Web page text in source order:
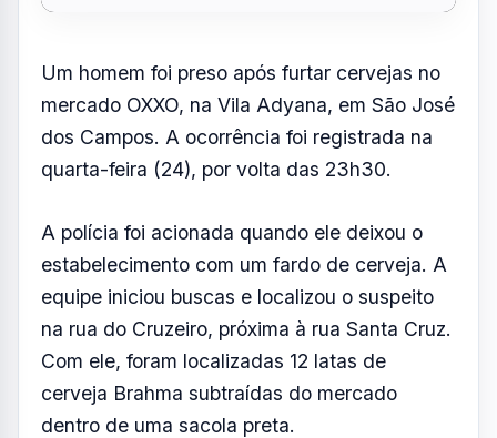
Um homem foi preso após furtar cervejas no
mercado OXXO, na Vila Adyana, em São José
dos Campos. A ocorrência foi registrada na
quarta-feira (24), por volta das 23h30.
A polícia foi acionada quando ele deixou o
estabelecimento com um fardo de cerveja. A
equipe iniciou buscas e localizou o suspeito
na rua do Cruzeiro, próxima à rua Santa Cruz.
Com ele, foram localizadas 12 latas de
cerveja Brahma subtraídas do mercado
dentro de uma sacola preta.